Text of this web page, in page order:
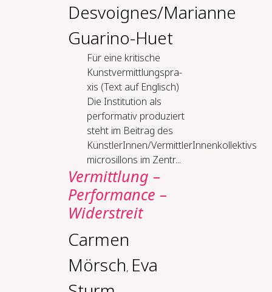
Desvoignes/Marianne
Guarino-Huet
Für ei­ne kri­ti­sche
Kunst­ver­mitt­lungs­pra­
xis (Text auf Eng­lisch)
Die Institution als
performativ produziert
steht im Beitrag des
KünstlerInnen/VermittlerInnenkollektivs
microsillons im Zentr...
Ver­mitt­lung –
Per­for­mance –
Wi­der­streit
Carmen
Mörsch, Eva